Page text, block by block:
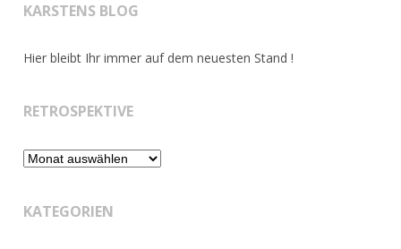
KARSTENS BLOG
Hier bleibt Ihr immer auf dem neuesten Stand !
RETROSPEKTIVE
Retrospektive
KATEGORIEN